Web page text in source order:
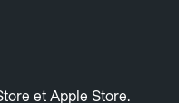
et Apple Store.